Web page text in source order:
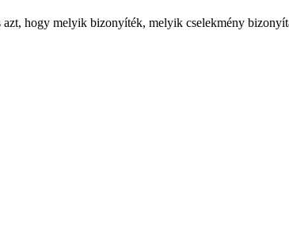
hogy melyik bizonyíték, melyik cselekmény